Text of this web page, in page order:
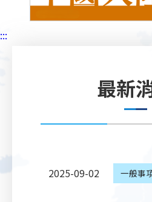
:::
最新
2025-09-02 一般事